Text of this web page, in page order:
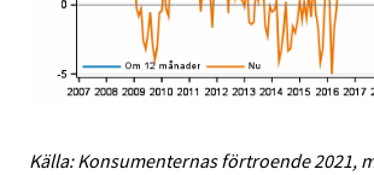
Källa: Konsumenternas förtroende 2021,